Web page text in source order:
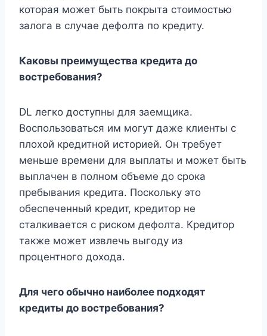
которая может быть покрыта стоимостью
залога в случае дефолта по кредиту.
Каковы преимущества кредита до
востребования?
DL легко доступны для заемщика.
Воспользоваться им могут даже клиенты с
плохой кредитной историей. Он требует
меньше времени для выплаты и может быть
выплачен в полном объеме до срока
пребывания кредита. Поскольку это
обеспеченный кредит, кредитор не
сталкивается с риском дефолта. Кредитор
также может извлечь выгоду из
процентного дохода.
Для чего обычно наиболее подходят
кредиты до востребования?